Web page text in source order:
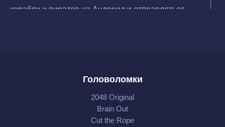
корабли и пиратов на Андроид и отправляться
Головоломки
2048 Original
Brain Out
Cut the Rope